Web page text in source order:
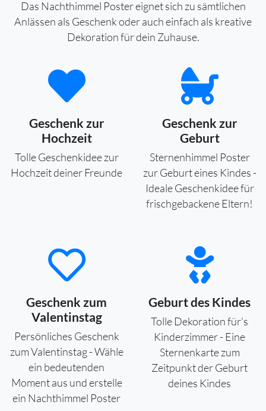
Das Nachthimmel Poster eignet sich zu sämtlichen
Anlässen als Geschenk oder auch einfach als kreative
Dekoration für dein Zuhause.
Geschenk zur
Hochzeit
Tolle Geschenkidee zur
Hochzeit deiner Freunde
Geschenk zur
Geburt
Sternenhimmel Poster
zur Geburt eines Kindes -
Ideale Geschenkidee für
frischgebackene Eltern!
Geschenk zum
Valentinstag
Persönliches Geschenk
zum Valentinstag - Wähle
ein bedeutenden
Moment aus und erstelle
ein Nachthimmel Poster
Geburt des Kindes
Tolle Dekoration für's
Kinderzimmer - Eine
Sternenkarte zum
Zeitpunkt der Geburt
deines Kindes